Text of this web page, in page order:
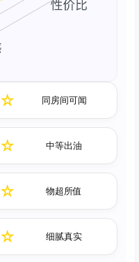
☆ 同房间可闻
☆ 中等出油
☆ 物超所值
☆ 细腻真实